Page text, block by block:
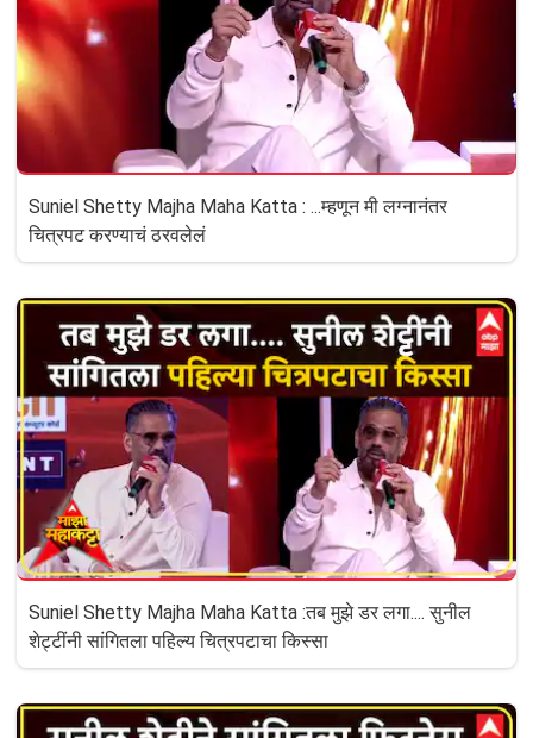
Suniel Shetty Majha Maha Katta : ...म्हणून मी लग्नानंतर
चित्रपट करण्याचं ठरवलेलं
Suniel Shetty Majha Maha Katta :तब मुझे डर लगा.... सुनील
शेट्टींनी सांगितला पहिल्य चित्रपटाचा किस्सा